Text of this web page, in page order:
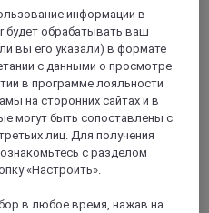
in the township of Jabiru,
to start exploring Kakadu's most
such as Ubirr, Jim JIm and Twin
& Mamukala Wetlands.
pool, the perfect oasis for
tours around Kakadu before
& gourmet dining at the
информации в
будет обрабатывать ваш
вы его указали) в формате
с данными о просмотре
в программе лояльности
на сторонних сайтах и в
могут быть сопоставлены с
лиц. Для получения
с разделом
«Настроить».
в любое время, нажав на